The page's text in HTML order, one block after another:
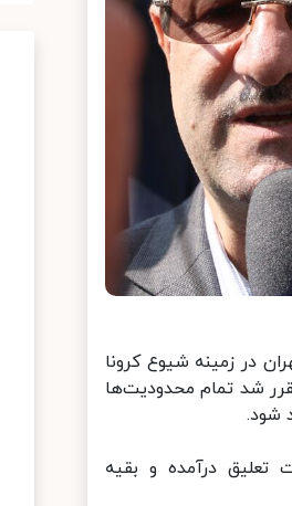
در زمینه شیوع کرونا
شد تمام محدودیت‌ها
درآمده و بقیه